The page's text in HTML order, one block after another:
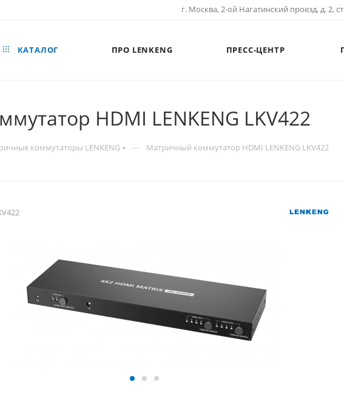
г. Москва, 2-ой Нагатинский проезд, д. 2,
КАТАЛОГ ПРО LENKENG ПРЕСС-ЦЕНТР
HDMI LENKENG LKV422
коммутаторы LENKENG — Матричный коммутатор HDMI LENKENG LKV422